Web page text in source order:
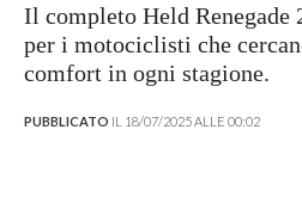
Il completo Held Renegade
per i motociclisti che
comfort in ogni stagione.
PUBBLICATO IL 18/07/2025 ALLE 00:02